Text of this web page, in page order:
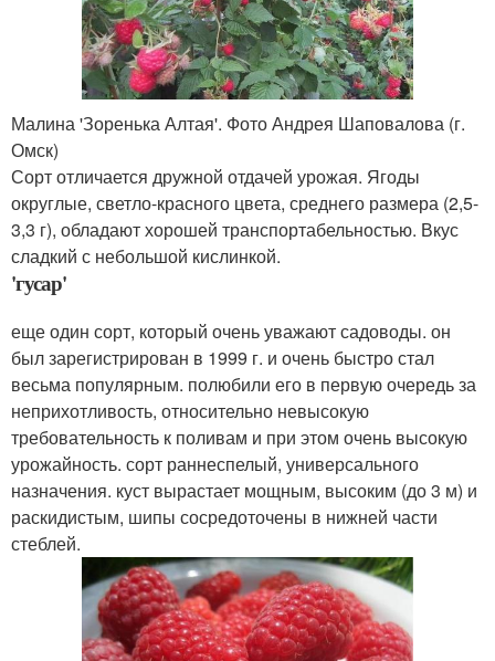
Малина 'Зоренька Алтая'. Фото Андрея Шаповалова (г.
Омск)
Сорт отличается дружной отдачей урожая. Ягоды
округлые, светло-красного цвета, среднего размера (2,5-
3,3 г), обладают хорошей транспортабельностью. Вкус
сладкий с небольшой кислинкой.
'гусар'
еще один сорт, который очень уважают садоводы. он
был зарегистрирован в 1999 г. и очень быстро стал
весьма популярным. полюбили его в первую очередь за
неприхотливость, относительно невысокую
требовательность к поливам и при этом очень высокую
урожайность. сорт раннеспелый, универсального
назначения. куст вырастает мощным, высоким (до 3 м) и
раскидистым, шипы сосредоточены в нижней части
стеблей.